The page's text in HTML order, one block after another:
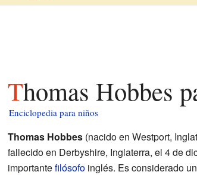
Thomas Hobbes
Enciclopedia para niños
Thomas Hobbes(nacido en Westport,
fallecido en Derbyshire, Inglaterra, el 4 de
importantefilósofoinglés. Es considerado